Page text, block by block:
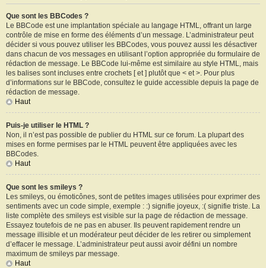
Que sont les BBCodes ?
Le BBCode est une implantation spéciale au langage HTML, offrant un large
contrôle de mise en forme des éléments d’un message. L’administrateur peut
décider si vous pouvez utiliser les BBCodes, vous pouvez aussi les désactiver
dans chacun de vos messages en utilisant l’option appropriée du formulaire de
rédaction de message. Le BBCode lui-même est similaire au style HTML, mais
les balises sont incluses entre crochets [ et ] plutôt que < et >. Pour plus
d’informations sur le BBCode, consultez le guide accessible depuis la page de
rédaction de message.
Haut
Puis-je utiliser le HTML ?
Non, il n’est pas possible de publier du HTML sur ce forum. La plupart des
mises en forme permises par le HTML peuvent être appliquées avec les
BBCodes.
Haut
Que sont les smileys ?
Les smileys, ou émoticônes, sont de petites images utilisées pour exprimer des
sentiments avec un code simple, exemple : :) signifie joyeux, :( signifie triste. La
liste complète des smileys est visible sur la page de rédaction de message.
Essayez toutefois de ne pas en abuser. Ils peuvent rapidement rendre un
message illisible et un modérateur peut décider de les retirer ou simplement
d’effacer le message. L’administrateur peut aussi avoir défini un nombre
maximum de smileys par message.
Haut